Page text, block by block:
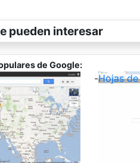
pueden interesar
de Google:
-Hojas